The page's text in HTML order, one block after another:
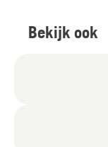
Bekijk ook